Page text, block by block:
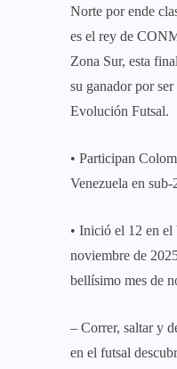
Norte por ende
es el rey de
Zona Sur, esta
su ganador por
Evolución Futsal.
• Participan
Venezuela en
• Inició el 12 en
noviembre de
bellísimo mes de
– Correr, saltar y
en el futsal